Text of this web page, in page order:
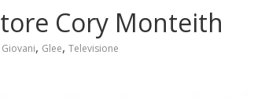
Cory Monteith
Giovani, Glee, Televisione